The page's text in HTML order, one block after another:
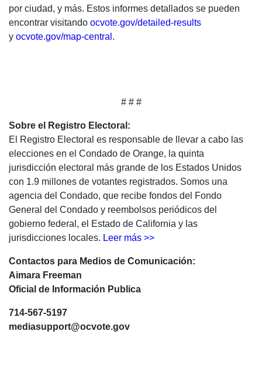
por ciudad, y más. Estos informes detallados se pueden
encontrar visitando ocvote.gov/detailed-results
y ocvote.gov/map-central .
# # #
Sobre el Registro Electoral:
El Registro Electoral es responsable de llevar a cabo las
elecciones en el Condado de Orange, la quinta
jurisdicción electoral más grande de los Estados Unidos
con 1.9 millones de votantes registrados. Somos una
agencia del Condado, que recibe fondos del Fondo
General del Condado y reembolsos periódicos del
gobierno federal, el Estado de California y las
jurisdicciones locales. Leer más >>
Contactos para Medios de Comunicación:
Aimara Freeman
Oficial de Información Publica
714-567-5197
mediasupport@ocvote.gov